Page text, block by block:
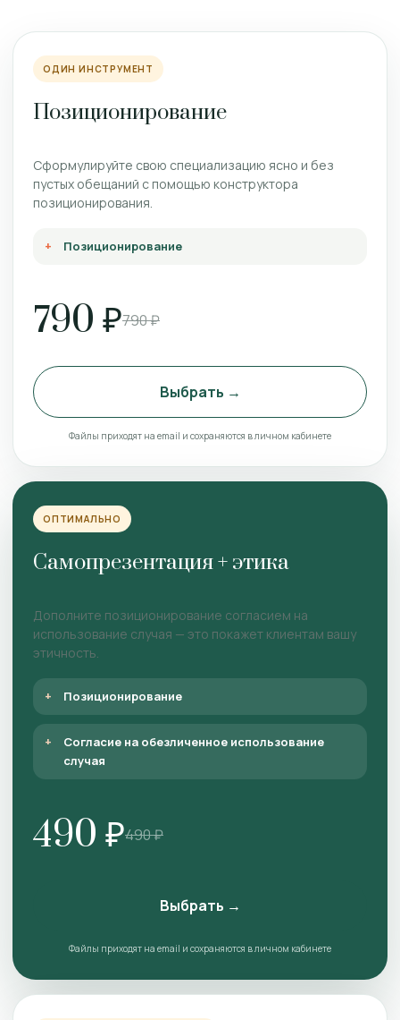
ОДИН ИНСТРУМЕНТ
Позиционирование
Сформулируйте свою специализацию ясно и без
пустых обещаний с помощью конструктора
позиционирования.
Позиционирование
790 ₽790 ₽
Выбрать →
Файлы приходят на email и сохраняются в личном кабинете
ОПТИМАЛЬНО
Самопрезентация + этика
Дополните позиционирование согласием на
использование случая — это покажет клиентам вашу
этичность.
Позиционирование
Согласие на обезличенное использование
случая
490 ₽490 ₽
Выбрать →
Файлы приходят на email и сохраняются в личном кабинете